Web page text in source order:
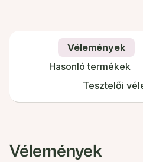
Vélemények
Hasonló termékek
Tesztelői
Vélemények